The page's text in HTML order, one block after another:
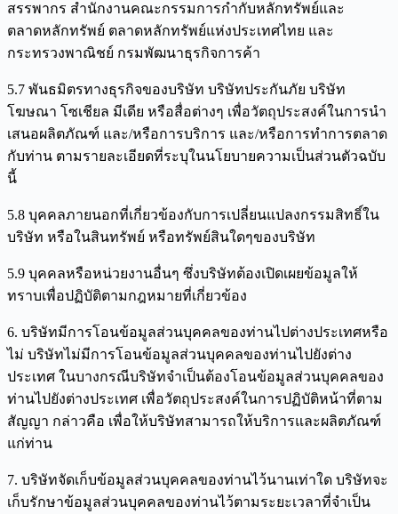
สรรพากร สำนักงานคณะกรรมการกำกับหลักทรัพย์และ
ตลาดหลักทรัพย์ ตลาดหลักทรัพย์แห่งประเทศไทย และ
กระทรวงพาณิชย์ กรมพัฒนาธุรกิจการค้า
5.7 พันธมิตรทางธุรกิจของบริษัท บริษัทประกันภัย บริษัท
โฆษณา โซเชียล มีเดีย หรือสื่อต่างๆ เพื่อวัตถุประสงค์ในการนำ
เสนอผลิตภัณฑ์ และ/หรือการบริการ และ/หรือการทำการตลาด
กับท่าน ตามรายละเอียดที่ระบุในนโยบายความเป็นส่วนตัวฉบับ
นี้
5.8 บุคคลภายนอกที่เกี่ยวข้องกับการเปลี่ยนแปลงกรรมสิทธิ์ใน
บริษัท หรือในสินทรัพย์ หรือทรัพย์สินใดๆของบริษัท
5.9 บุคคลหรือหน่วยงานอื่นๆ ซึ่งบริษัทต้องเปิดเผยข้อมูลให้
ทราบเพื่อปฏิบัติตามกฎหมายที่เกี่ยวข้อง
6. บริษัทมีการโอนข้อมูลส่วนบุคคลของท่านไปต่างประเทศหรือ
ไม่ บริษัทไม่มีการโอนข้อมูลส่วนบุคคลของท่านไปยังต่าง
ประเทศ ในบางกรณีบริษัทจำเป็นต้องโอนข้อมูลส่วนบุคคลของ
ท่านไปยังต่างประเทศ เพื่อวัตถุประสงค์ในการปฏิบัติหน้าที่ตาม
สัญญา กล่าวคือ เพื่อให้บริษัทสามารถให้บริการและผลิตภัณฑ์
แก่ท่าน
7. บริษัทจัดเก็บข้อมูลส่วนบุคคลของท่านไว้นานเท่าใด บริษัทจะ
เก็บรักษาข้อมูลส่วนบุคคลของท่านไว้ตามระยะเวลาที่จำเป็น